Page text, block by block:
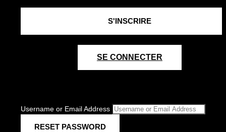
SE CONNECTER
Username or Email Address